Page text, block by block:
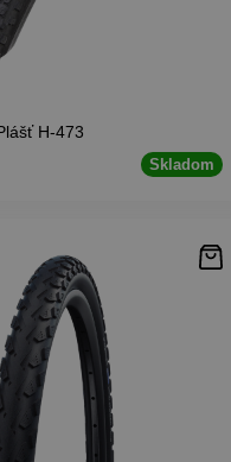
H-473
Skladom